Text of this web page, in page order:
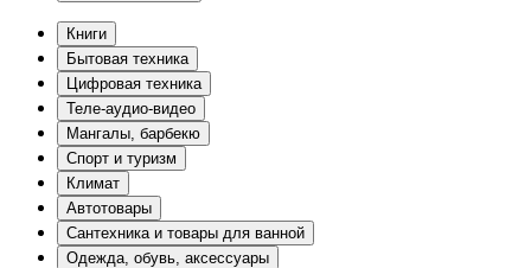
Книги
Бытовая техника
Цифровая техника
Теле-аудио-видео
Мангалы, барбекю
Спорт и туризм
Климат
Автотовары
Сантехника и товары для ванной
Одежда, обувь, аксессуары